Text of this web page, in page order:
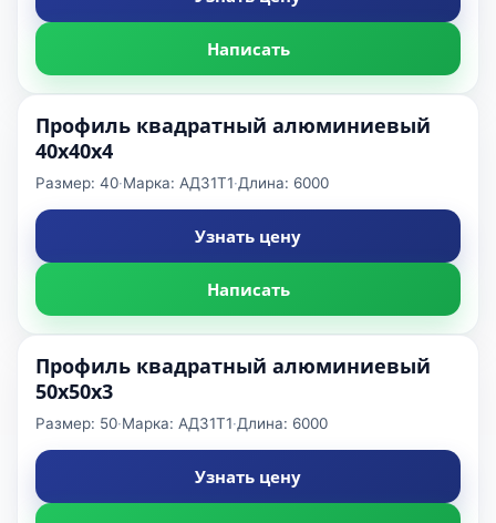
Написать
Профиль квадратный алюминиевый
40x40x4
Размер: 40·Марка: АД31Т1·Длина: 6000
Узнать цену
Написать
Профиль квадратный алюминиевый
50x50x3
Размер: 50·Марка: АД31Т1·Длина: 6000
Узнать цену